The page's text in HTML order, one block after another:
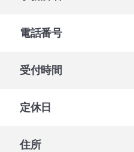
電話番号
受付時間
定休日
住所